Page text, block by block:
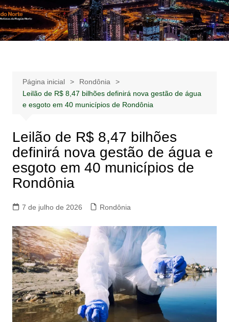
Ir
para
o
Notícias –
Publicidades –
Notícias – Publicidades – Anúncios
Página inicial
Rondônia
Leilão de R$ 8,47 bilhões definirá nova gestão de água
e esgoto em 40 municípios de Rondônia
Leilão de R$ 8,47 bilhões
definirá nova gestão de água e
esgoto em 40 municípios de
Rondônia
7 de julho de 2026 Rondônia